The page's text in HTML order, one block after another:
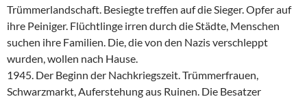
Trümmerlandschaft. Besiegte treffen auf die Sieger. Opfer auf
ihre Peiniger. Flüchtlinge irren durch die Städte, Menschen
suchen ihre Familien. Die, die von den Nazis verschleppt
wurden, wollen nach Hause.
1945. Der Beginn der Nachkriegszeit. Trümmerfrauen,
Schwarzmarkt, Auferstehung aus Ruinen. Die Besatzer